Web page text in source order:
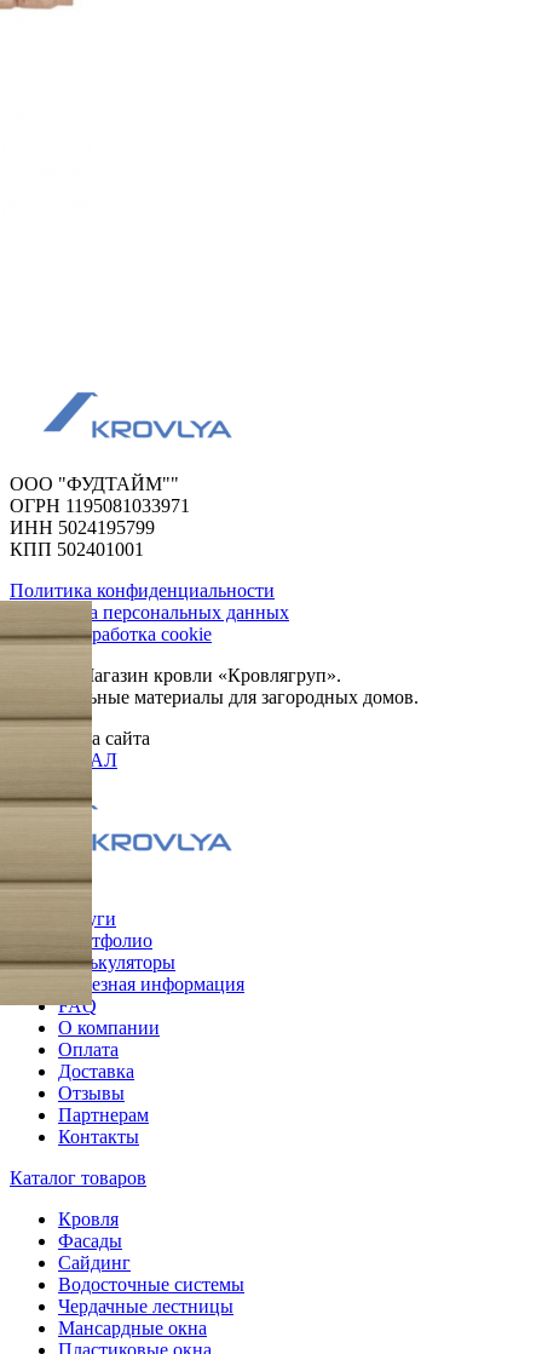
ООО "ФУДТАЙМ""
ОГРН 1195081033971
ИНН 5024195799
КПП 502401001
Политика конфиденциальности
Обработка персональных данных
Сбор и обработка cookie
© 2026. Магазин кровли «Кровлягруп».
Строительные материалы для загородных домов.
Разработка сайта
ОРИГИНАЛ
Меню
Услуги
Портфолио
Калькуляторы
Полезная информация
FAQ
О компании
Оплата
Доставка
Отзывы
Партнерам
Контакты
Каталог товаров
Кровля
Фасады
Сайдинг
Водосточные системы
Чердачные лестницы
Мансардные окна
Пластиковые окна